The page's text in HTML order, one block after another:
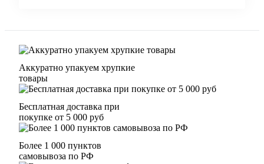
Аккуратно упакуем хрупкие
товары
Бесплатная доставка при
покупке от 5 000 руб
Более 1 000 пунктов
самовывоза по РФ